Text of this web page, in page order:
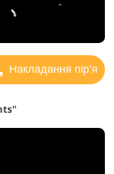
Накладання пір'я